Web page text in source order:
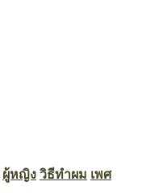
ผู้หญิง วิธีทำผม เพศ